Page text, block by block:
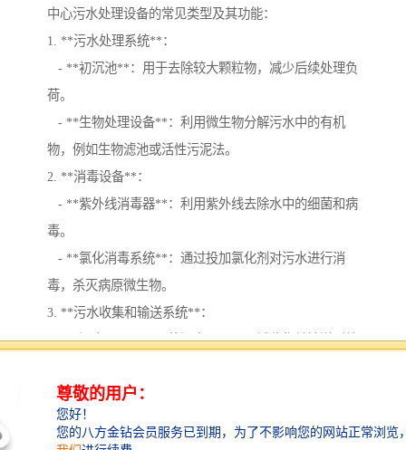
中心污水处理设备的常见类型及其功能：
1. **污水处理系统**：
- **初沉池**：用于去除较大颗粒物，减少后续处理负
荷。
- **生物处理设备**：利用微生物分解污水中的有机
物，例如生物滤池或活性污泥法。
2. **消毒设备**：
- **紫外线消毒器**：利用紫外线去除水中的细菌和病
毒。
- **氯化消毒系统**：通过投加氯化剂对污水进行消
毒，杀灭病原微生物。
3. **污水收集和输送系统**：
- **污水泵**：用于将污水从不同区域收集并输送到处
- **管道系统**：保证污水从各个采集点安全、地输送
到处理设备。